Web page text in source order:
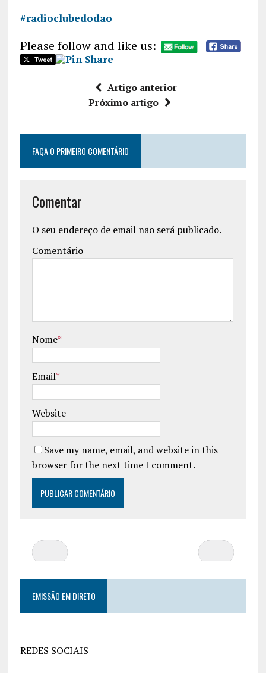
#radioclubedodao
Please follow and like us:
Artigo anterior
Próximo artigo
FAÇA O PRIMEIRO COMENTÁRIO
Comentar
O seu endereço de email não será publicado.
Comentário
Nome*
Email*
Website
Save my name, email, and website in this
browser for the next time I comment.
EMISSÃO EM DIRETO
REDES SOCIAIS